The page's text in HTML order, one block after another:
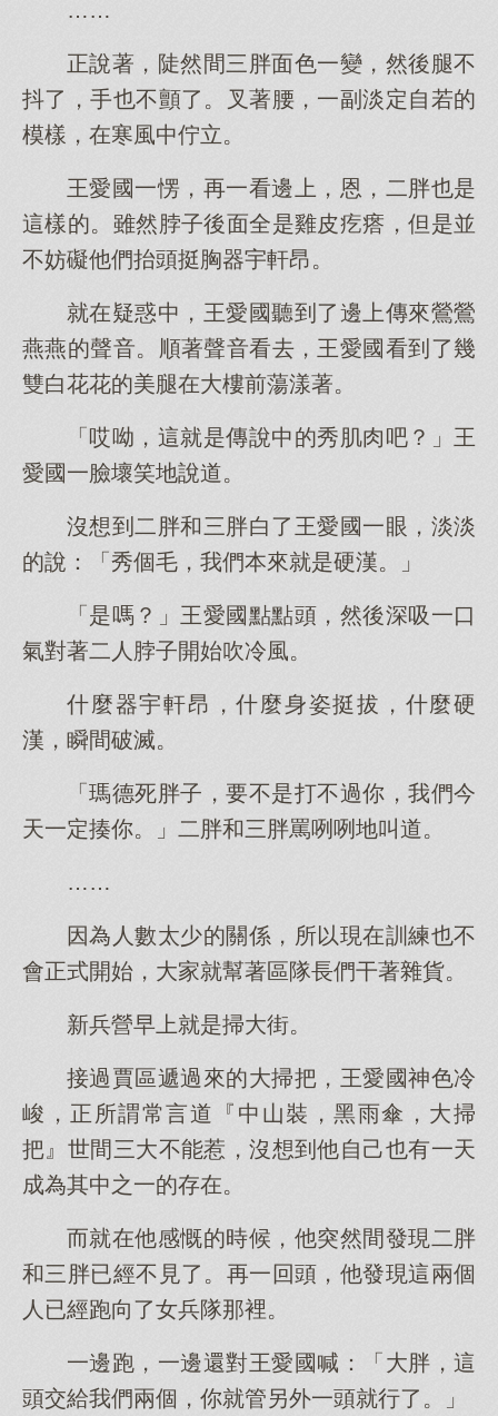
……
正說著，陡然間三胖面色一變，然後腿不
抖了，手也不顫了。叉著腰，一副淡定自若的
模樣，在寒風中佇立。
王愛國一愣，再一看邊上，恩，二胖也是
這樣的。雖然脖子後面全是雞皮疙瘩，但是並
不妨礙他們抬頭挺胸器宇軒昂。
就在疑惑中，王愛國聽到了邊上傳來鶯鶯
燕燕的聲音。順著聲音看去，王愛國看到了幾
雙白花花的美腿在大樓前蕩漾著。
「哎呦，這就是傳說中的秀肌肉吧？」王
愛國一臉壞笑地說道。
沒想到二胖和三胖白了王愛國一眼，淡淡
的說：「秀個毛，我們本來就是硬漢。」
「是嗎？」王愛國點點頭，然後深吸一口
氣對著二人脖子開始吹冷風。
什麼器宇軒昂，什麼身姿挺拔，什麼硬
漢，瞬間破滅。
「瑪德死胖子，要不是打不過你，我們今
天一定揍你。」二胖和三胖罵咧咧地叫道。
……
因為人數太少的關係，所以現在訓練也不
會正式開始，大家就幫著區隊長們干著雜貨。
新兵營早上就是掃大街。
接過賈區遞過來的大掃把，王愛國神色冷
峻，正所謂常言道『中山裝，黑雨傘，大掃
把』世間三大不能惹，沒想到他自己也有一天
成為其中之一的存在。
而就在他感慨的時候，他突然間發現二胖
和三胖已經不見了。再一回頭，他發現這兩個
人已經跑向了女兵隊那裡。
一邊跑，一邊還對王愛國喊：「大胖，這
頭交給我們兩個，你就管另外一頭就行了。」